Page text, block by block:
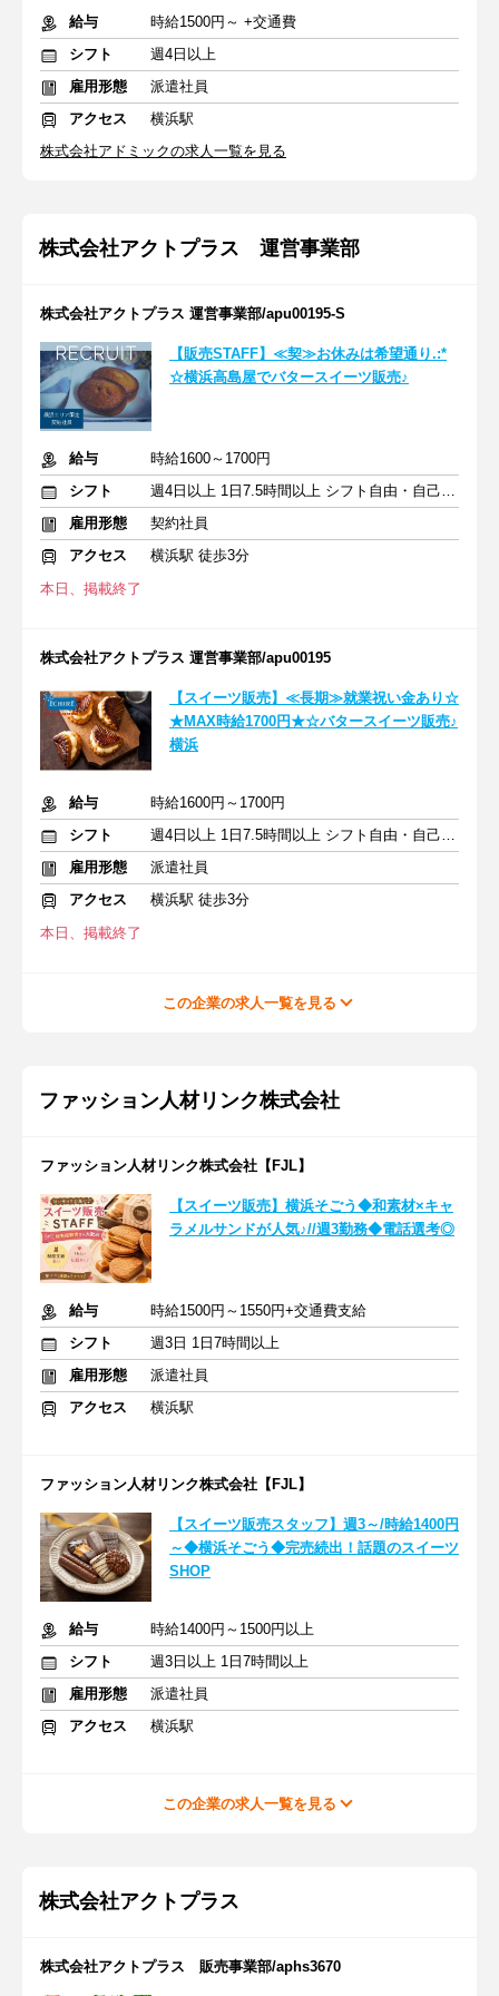
給与
時給1500円～ +交通費
シフト
週4日以上
雇用形態
派遣社員
アクセス
横浜駅
株式会社アドミックの求人一覧を見る
株式会社アクトプラス 運営事業部
株式会社アクトプラス 運営事業部/apu00195-S
【販売STAFF】≪契≫お休みは希望通り.:*
☆横浜高島屋でバタースイーツ販売♪
給与
時給1600～1700円
シフト
週4日以上 1日7.5時間以上 シフト自由・自己申告
雇用形態
契約社員
アクセス
横浜駅 徒歩3分
本日、掲載終了
株式会社アクトプラス 運営事業部/apu00195
【スイーツ販売】≪長期≫就業祝い金あり☆
★MAX時給1700円★☆バタースイーツ販売♪
横浜
給与
時給1600円～1700円
シフト
週4日以上 1日7.5時間以上 シフト自由・自己申告
雇用形態
派遣社員
アクセス
横浜駅 徒歩3分
本日、掲載終了
この企業の求人一覧を見る
ファッション人材リンク株式会社
ファッション人材リンク株式会社【FJL】
【スイーツ販売】横浜そごう◆和素材×キャ
ラメルサンドが人気♪//週3勤務◆電話選考◎
給与
時給1500円～1550円+交通費支給
シフト
週3日 1日7時間以上
雇用形態
派遣社員
アクセス
横浜駅
ファッション人材リンク株式会社【FJL】
【スイーツ販売スタッフ】週3～/時給1400円
～◆横浜そごう◆完売続出！話題のスイーツ
SHOP
給与
時給1400円～1500円以上
シフト
週3日以上 1日7時間以上
雇用形態
派遣社員
アクセス
横浜駅
この企業の求人一覧を見る
株式会社アクトプラス
株式会社アクトプラス 販売事業部/aphs3670